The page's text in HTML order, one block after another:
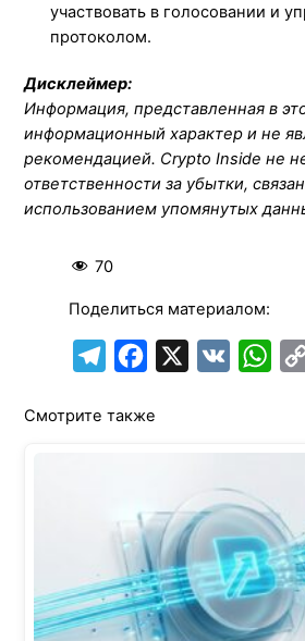
участвовать в голосовании и
протоколом.
Дисклеймер:
Информация, представленная в
информационный характер и не
рекомендацией. Crypto Inside не
ответственности за убытки,
использованием упомянутых
70
Поделиться материалом:
l
m
c
o
o
k
W
A
p
p
Смотрите также